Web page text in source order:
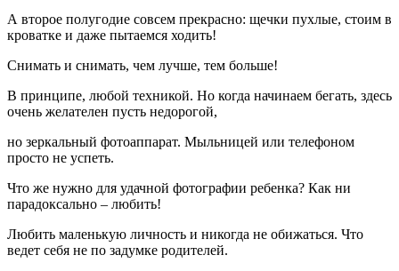
А второе полугодие совсем прекрасно: щечки пухлые, стоим в
кроватке и даже пытаемся ходить!
Снимать и снимать, чем лучше, тем больше!
В принципе, любой техникой. Но когда начинаем бегать, здесь
очень желателен пусть недорогой,
но зеркальный фотоаппарат. Мыльницей или телефоном
просто не успеть.
Что же нужно для удачной фотографии ребенка? Как ни
парадоксально – любить!
Любить маленькую личность и никогда не обижаться. Что
ведет себя не по задумке родителей.